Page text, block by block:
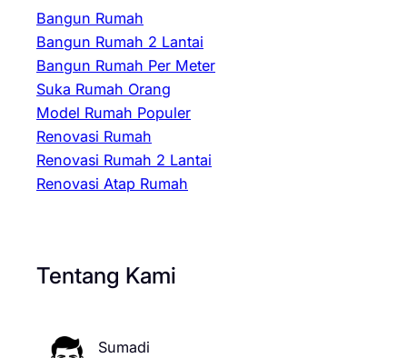
Bangun Rumah
Bangun Rumah 2 Lantai
Bangun Rumah Per Meter
Suka Rumah Orang
Model Rumah Populer
Renovasi Rumah
Renovasi Rumah 2 Lantai
Renovasi Atap Rumah
Tentang Kami
Sumadi